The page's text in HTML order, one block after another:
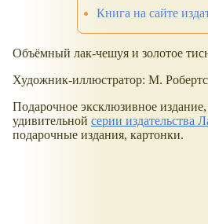
Книга на сайте
Объёмный лак-чешуя и золотое
Художник-иллюстратор: М.
Подарочное эксклюзивное
удивительной серии издательства
подарочные издания, картонки.